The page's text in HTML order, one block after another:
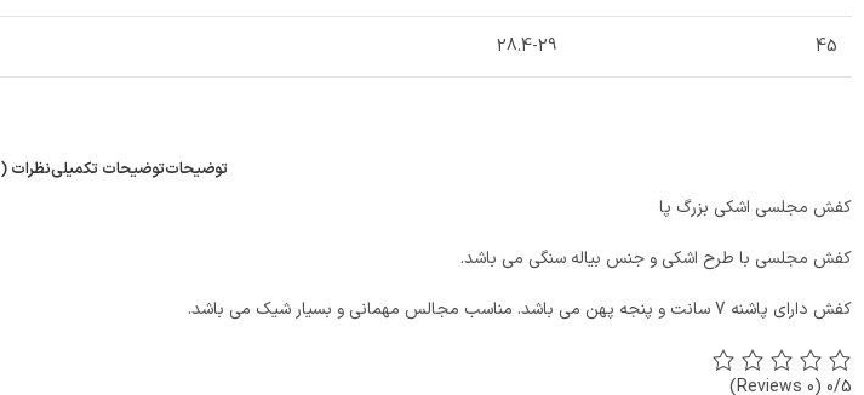
45
28.4-29
توضیحاتتوضیحات تکمیلینظرات (0)
کفش مجلسی اشکی بزرگ پا
کفش مجلسی با طرح اشکی و جنس بیاله سنگی می باشد.
کفش دارای پاشنه 7 سانت و پنجه پهن می باشد. مناسب مجالس مهمانی و بسیار شیک می باشد.
0/5
(0 Reviews)